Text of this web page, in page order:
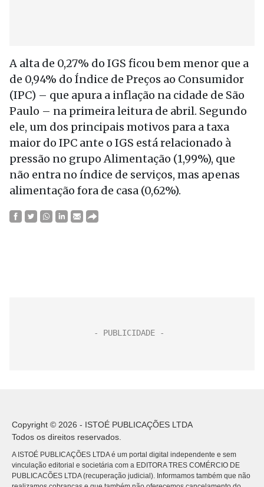
A alta de 0,27% do IGS ficou bem menor que a
de 0,94% do Índice de Preços ao Consumidor
(IPC) – que apura a inflação na cidade de São
Paulo – na primeira leitura de abril. Segundo
ele, um dos principais motivos para a taxa
maior do IPC ante o IGS está relacionado à
pressão no grupo Alimentação (1,99%), que
não entra no índice de serviços, mas apenas
alimentação fora de casa (0,62%).
Copyright © 2026 - ISTOÉ PUBLICAÇÕES LTDA
Todos os direitos reservados.
A ISTOÉ PUBLICAÇÕES LTDA é um portal digital independente e sem
vinculação editorial e societária com a EDITORA TRES COMÉRCIO DE
PUBLICACÕES LTDA (recuperação judicial). Informamos também que não